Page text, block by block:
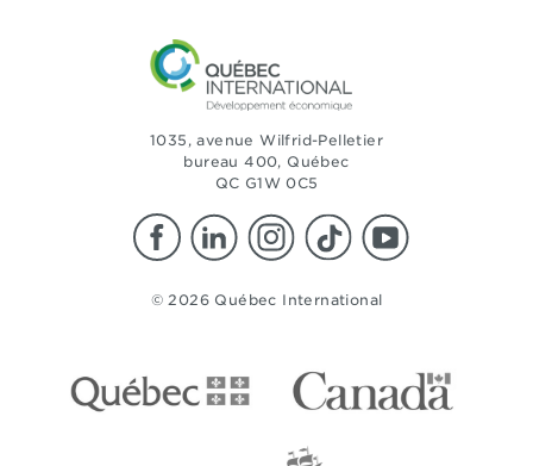
1035, avenue Wilfrid-Pelletier
bureau 400, Québec
QC G1W 0C5
© 2026 Québec International